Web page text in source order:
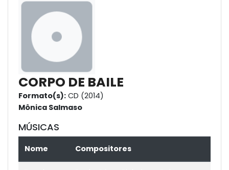
CORPO DE BAILE
Formato(s): CD (2014)
Mônica Salmaso
MÚSICAS
Nome Compositores